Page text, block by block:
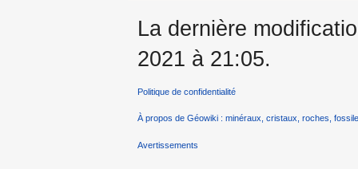
La dernière
2021 à 21:05.
Politique de confidentialité
À propos de Géowiki : minéraux, cristaux, roches,
Avertissements